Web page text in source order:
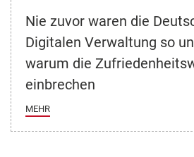
Nie zuvor waren die
Digitalen Verwaltung so
warum die
einbrechen
MEHR